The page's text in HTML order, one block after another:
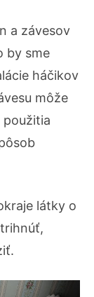
a závesov
by sme
háčikov
môže
látky o